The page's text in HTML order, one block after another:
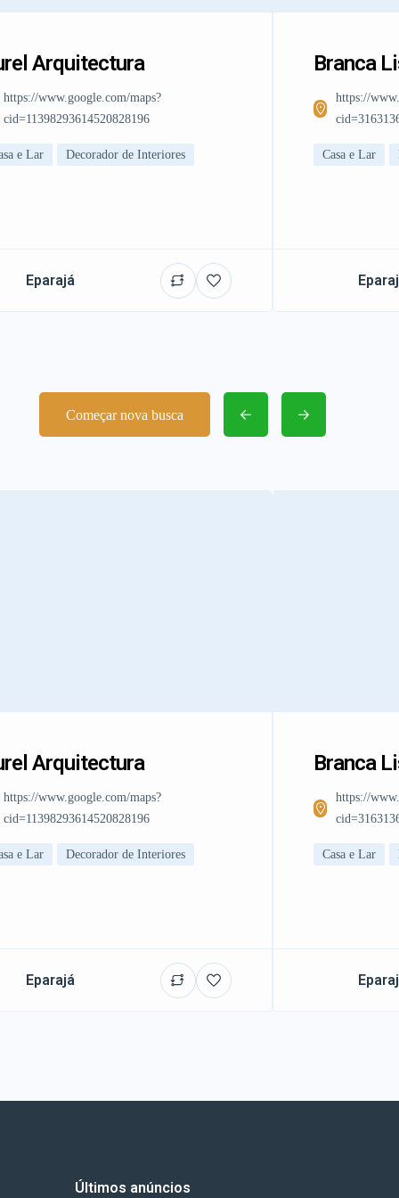
Arquitectura
https://www.google.com/maps?
cid=11398293614520828196
e Lar Decorador de Interiores
Eparajá
Branca
https://
Casa e Lar
Começar nova busca
Arquitectura
https://www.google.com/maps?
cid=11398293614520828196
e Lar Decorador de Interiores
Eparajá
Branca
https://
Casa e Lar
Últimos anúncios